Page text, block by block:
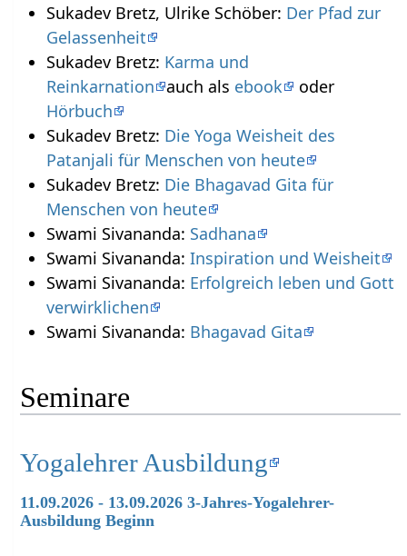
Sukadev Bretz, Ulrike Schöber: Der Pfad zur
Gelassenheit
Sukadev Bretz: Karma und
Reinkarnation auch als ebook
oder
Hörbuch
Sukadev Bretz: Die Yoga Weisheit des
Patanjali für Menschen von heute
Sukadev Bretz: Die Bhagavad Gita für
Menschen von heute
Swami Sivananda: Sadhana
Swami Sivananda: Inspiration und Weisheit
Swami Sivananda: Erfolgreich leben und Gott
verwirklichen
Swami Sivananda: Bhagavad Gita
Seminare
Yogalehrer Ausbildung
11.09.2026 - 13.09.2026 3-Jahres-Yogalehrer-
Ausbildung Beginn